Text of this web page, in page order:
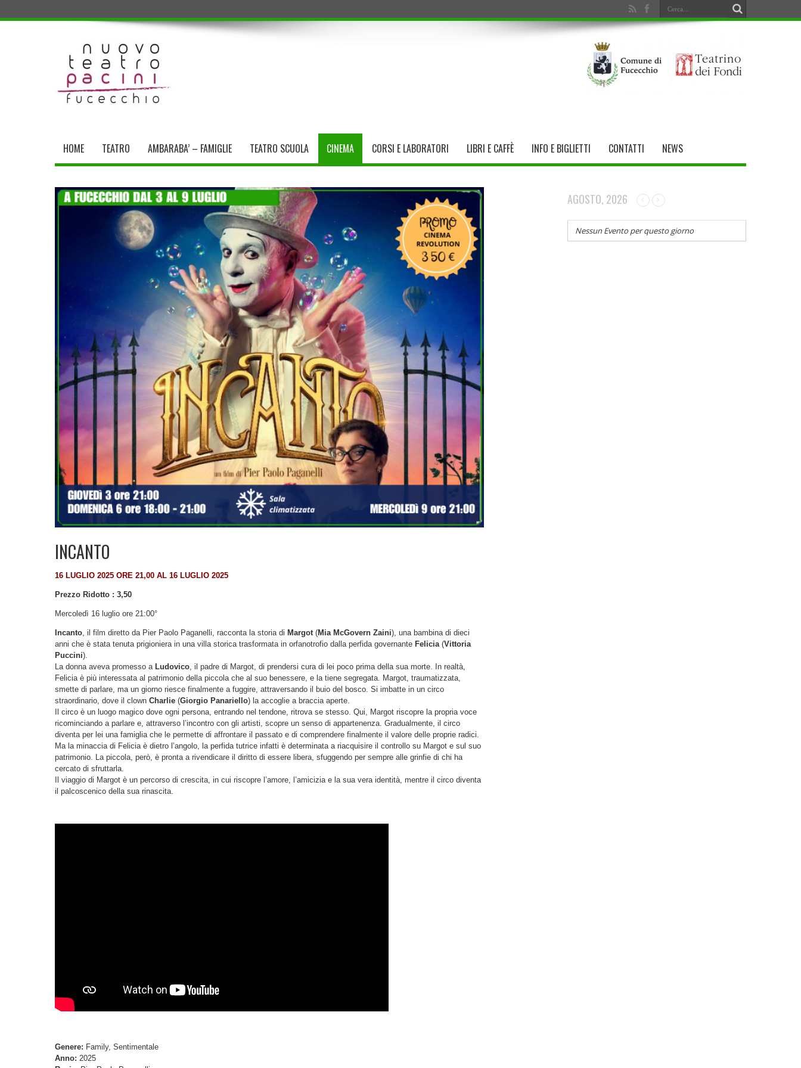
HOME TEATRO AMBARABA’ – FAMIGLIE TEATRO SCUOLA CINEMA CORSI E LABORATORI LIBRI E CAFFÈ INFO E BIGLIETTI CONTATTI NEWS
INCANTO
16 LUGLIO 2025 ORE 21,00 AL 16 LUGLIO 2025
Prezzo Ridotto : 3,50
Mercoledì 16 luglio ore 21:00°
Incanto, il film diretto da Pier Paolo Paganelli, racconta la storia di Margot(Mia McGovern Zaini), una bambina di dieci
anni che è stata tenuta prigioniera in una villa storica trasformata in orfanotrofio dalla perfida governante Felicia(Vittoria
Puccini).
La donna aveva promesso a Ludovico, il padre di Margot, di prendersi cura di lei poco prima della sua morte. In realtà,
Felicia è più interessata al patrimonio della piccola che al suo benessere, e la tiene segregata. Margot, traumatizzata,
smette di parlare, ma un giorno riesce finalmente a fuggire, attraversando il buio del bosco. Si imbatte in un circo
straordinario, dove il clown Charlie (Giorgio Panariello) la accoglie a braccia aperte.
Il circo è un luogo magico dove ogni persona, entrando nel tendone, ritrova se stesso. Qui, Margot riscopre la propria voce
ricominciando a parlare e, attraverso l’incontro con gli artisti, scopre un senso di appartenenza. Gradualmente, il circo
diventa per lei una famiglia che le permette di affrontare il passato e di comprendere finalmente il valore delle proprie radici.
Ma la minaccia di Felicia è dietro l’angolo, la perfida tutrice infatti è determinata a riacquisire il controllo su Margot e sul suo
patrimonio. La piccola, però, è pronta a rivendicare il diritto di essere libera, sfuggendo per sempre alle grinfie di chi ha
cercato di sfruttarla.
Il viaggio di Margot è un percorso di crescita, in cui riscopre l’amore, l’amicizia e la sua vera identità, mentre il circo diventa
il palcoscenico della sua rinascita.
Genere: Family, Sentimentale
Anno: 2025
AGOSTO, 2026
Nessun Evento per questo giorno